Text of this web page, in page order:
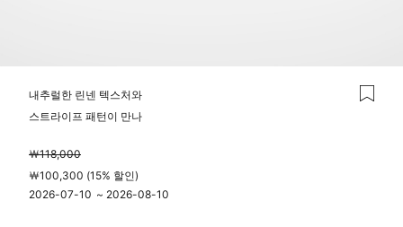
내추럴한 린넨 텍스처와
스트라이프 패턴이 만나
￦118,000
￦100,300 (15% 할인)
2026-07-10 ~ 2026-08-10